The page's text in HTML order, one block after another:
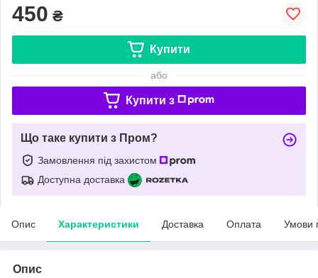
450 ₴
Купити
або
Купити з
Що таке купити з Пром?
Замовлення під захистом
Доступна доставка
Опис Характеристики Доставка Оплата Умови
Опис